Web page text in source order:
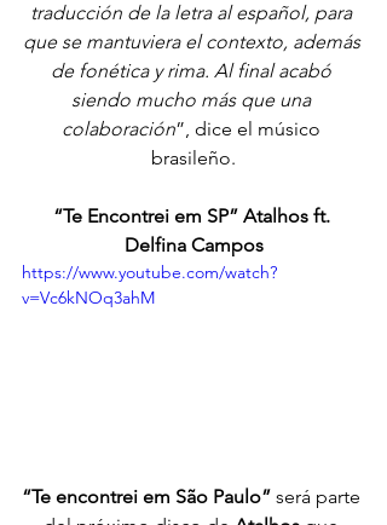
traducción de la letra al español, para
que se mantuviera el contexto, además
de fonética y rima. Al final acabó
siendo mucho más que una
colaboración”, dice el músico
brasileño.
“Te Encontrei em SP” Atalhos ft.
Delfina Campos
https://www.youtube.com/watch?
v=Vc6kNOq3ahM
“Te encontrei em São Paulo” será parte